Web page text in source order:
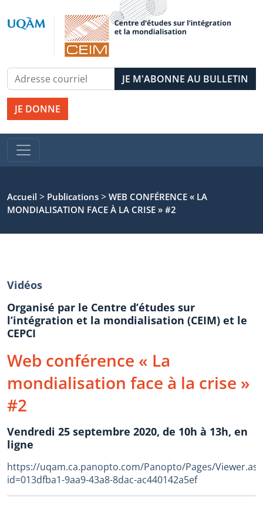
JE DONNE
Accueil > Publications > WEB CONFÉRENCE « LA
MONDIALISATION FACE À LA CRISE » #2
Vidéos
Organisé par le Centre d’études sur
l’intégration et la mondialisation (CEIM) et le
CEPCI
Web conférence « La
mondialisation face à la crise »
#2
Vendredi 25 septembre 2020, de 10h à 13h, en
ligne
https://uqam.ca.panopto.com/Panopto/Pages/
id=013dfba1-9aa9-43a8-8dac-ac440142a5ef